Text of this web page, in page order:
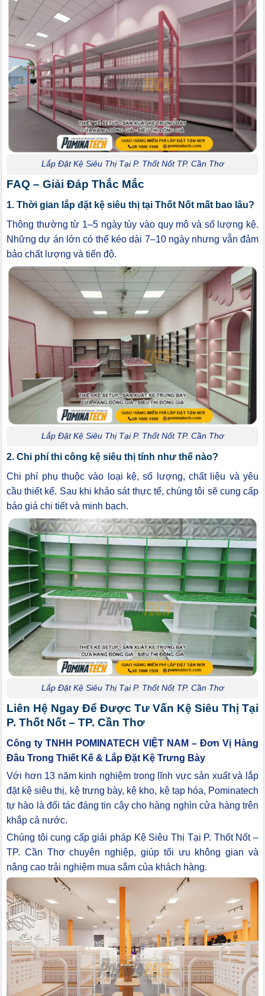
Lắp Đặt Kệ Siêu Thị Tại P. Thốt Nốt TP. Cần Thơ
FAQ – Giải Đáp Thắc Mắc
1. Thời gian lắp đặt kệ siêu thị tại Thốt Nốt mất bao lâu?
Thông thường từ 1–5 ngày tùy vào quy mô và số lượng kệ.
Những dự án lớn có thể kéo dài 7–10 ngày nhưng vẫn đảm
bảo chất lượng và tiến độ.
Lắp Đặt Kệ Siêu Thị Tại P. Thốt Nốt TP. Cần Thơ
2. Chi phí thi công kệ siêu thị tính như thế nào?
Chi phí phụ thuộc vào loại kệ, số lượng, chất liệu và yêu
cầu thiết kế. Sau khi khảo sát thực tế, chúng tôi sẽ cung cấp
báo giá chi tiết và minh bạch.
Lắp Đặt Kệ Siêu Thị Tại P. Thốt Nốt TP. Cần Thơ
Liên Hệ Ngay Để Được Tư Vấn Kệ Siêu Thị Tại
P. Thốt Nốt – TP. Cần Thơ
Công ty TNHH POMINATECH VIỆT NAM – Đơn Vị Hàng
Đầu Trong Thiết Kế & Lắp Đặt Kệ Trưng Bày
Với hơn 13 năm kinh nghiệm trong lĩnh vực sản xuất và lắp
đặt kệ siêu thị, kệ trưng bày, kệ kho, kệ tạp hóa, Pominatech
tự hào là đối tác đáng tin cậy cho hàng nghìn cửa hàng trên
khắp cả nước.
Chúng tôi cung cấp giải pháp Kệ Siêu Thị Tại P. Thốt Nốt –
TP. Cần Thơ chuyên nghiệp, giúp tối ưu không gian và
nâng cao trải nghiệm mua sắm của khách hàng.